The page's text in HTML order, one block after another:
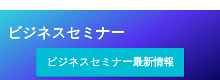
ビジネスセミナー
ビジネスセミナー最新情報